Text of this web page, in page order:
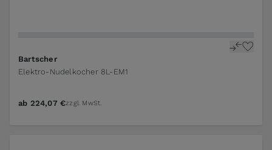
Bartscher
Elektro-Nudelkocher 8L-EM1
ab 224,07 €zzgl. MwSt.